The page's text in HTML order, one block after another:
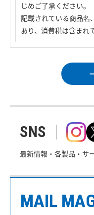
じめご了承ください。
記載されている商品名
あり、消費税は含まれ
SNS
最新情報・各製品・サ
MAIL